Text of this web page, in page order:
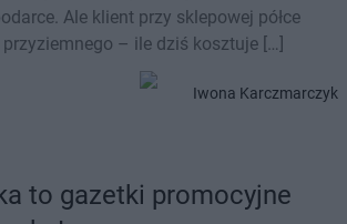
Ale klient przy sklepowej półce
– ile dziś kosztuje […]
Iwona Karczmarczyk
to gazetki promocyjne